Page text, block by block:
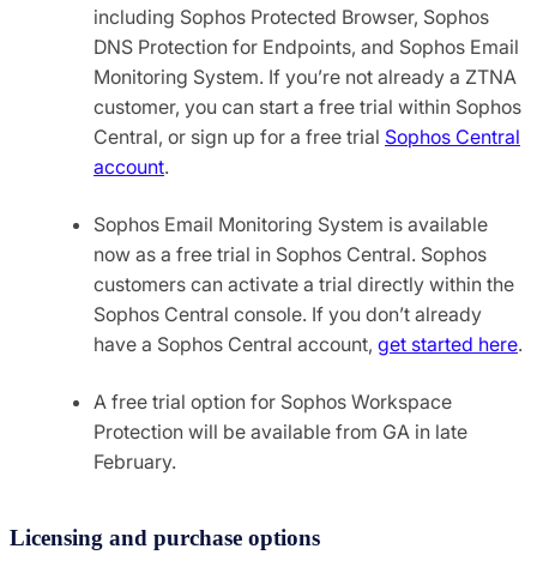
including Sophos Protected Browser, Sophos
DNS Protection for Endpoints, and Sophos Email
Monitoring System. If you’re not already a ZTNA
customer, you can start a free trial within Sophos
Central, or sign up for a free trial Sophos Central
account.
Sophos Email Monitoring System is available
now as a free trial in Sophos Central. Sophos
customers can activate a trial directly within the
Sophos Central console. If you don’t already
have a Sophos Central account, get started here.
A free trial option for Sophos Workspace
Protection will be available from GA in late
February.
Licensing and purchase options